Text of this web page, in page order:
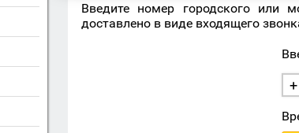
Введите номер городского или
доставлено в виде входящего
+